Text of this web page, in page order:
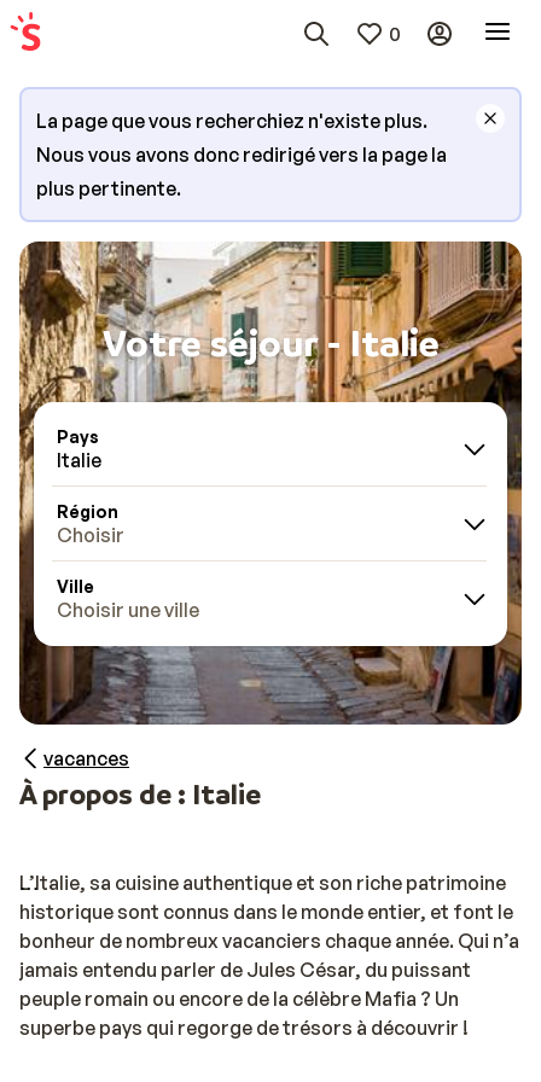
0
La page que vous recherchiez n'existe plus.
Nous vous avons donc redirigé vers la page la
plus pertinente.
Votre séjour - Italie
Pays
Italie
Région
Choisir
Ville
Choisir une ville
vacances
À propos de : Italie
L’Italie, sa cuisine authentique et son riche patrimoine
historique sont connus dans le monde entier, et font le
bonheur de nombreux vacanciers chaque année. Qui n’a
jamais entendu parler de Jules César, du puissant
peuple romain ou encore de la célèbre Mafia ? Un
superbe pays qui regorge de trésors à découvrir !